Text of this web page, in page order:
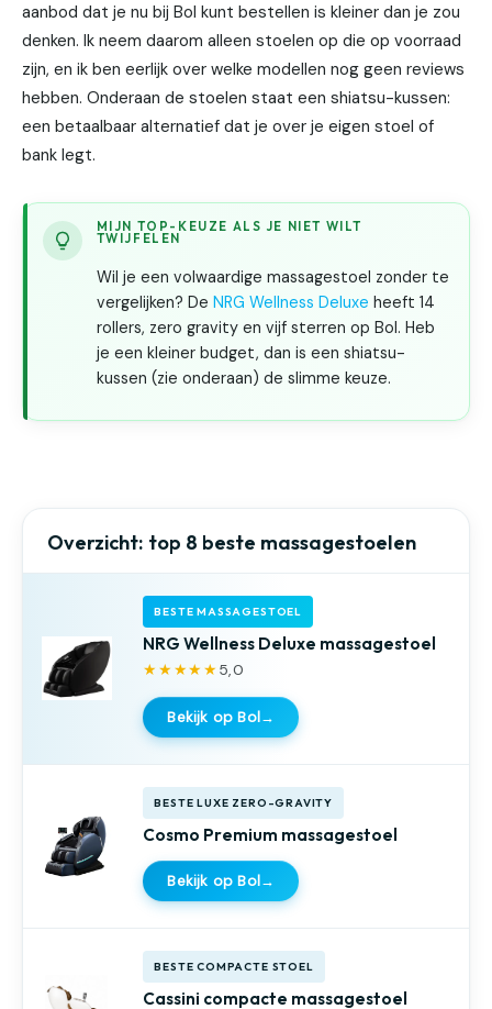
aanbod dat je nu bij Bol kunt bestellen is kleiner dan je zou
denken. Ik neem daarom alleen stoelen op die op voorraad
zijn, en ik ben eerlijk over welke modellen nog geen reviews
hebben. Onderaan de stoelen staat een shiatsu-kussen:
een betaalbaar alternatief dat je over je eigen stoel of
bank legt.
MIJN TOP-KEUZE ALS JE NIET WILT
TWIJFELEN
Wil je een volwaardige massagestoel zonder te
vergelijken? De NRG Wellness Deluxe heeft 14
rollers, zero gravity en vijf sterren op Bol. Heb
je een kleiner budget, dan is een shiatsu-
kussen (zie onderaan) de slimme keuze.
Overzicht: top 8 beste massagestoelen
BESTE MASSAGESTOEL
NRG Wellness Deluxe massagestoel
★★★★★5,0
Bekijk op Bol→
BESTE LUXE ZERO-GRAVITY
Cosmo Premium massagestoel
Bekijk op Bol→
BESTE COMPACTE STOEL
Cassini compacte massagestoel